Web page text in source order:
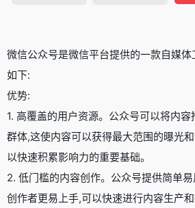
微信公众号是微信平台提供的一款自媒
如下:
优势:
1. 高覆盖的用户资源。公众号可以将内
群体,这使内容可以获得最大范围的曝光
以快速积累影响力的重要基础。
2. 低门槛的内容创作。公众号提供简单
创作者更易上手,可以快速进行内容生产